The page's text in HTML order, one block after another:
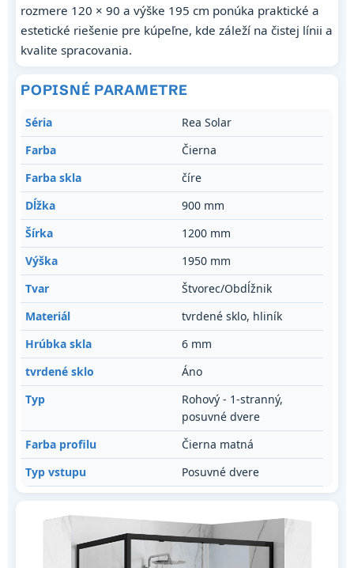
rozmere 120 × 90 a výške 195 cm ponúka praktické a
estetické riešenie pre kúpeľne, kde záleží na čistej línii a
kvalite spracovania.
POPISNÉ PARAMETRE
Séria
Rea Solar
Farba
Čierna
Farba skla
číre
Dĺžka
900 mm
Šírka
1200 mm
Výška
1950 mm
Tvar
Štvorec/Obdĺžnik
Materiál
tvrdené sklo, hliník
Hrúbka skla
6 mm
tvrdené sklo
Áno
Typ
Rohový - 1-stranný,
posuvné dvere
Farba profilu
Čierna matná
Typ vstupu
Posuvné dvere